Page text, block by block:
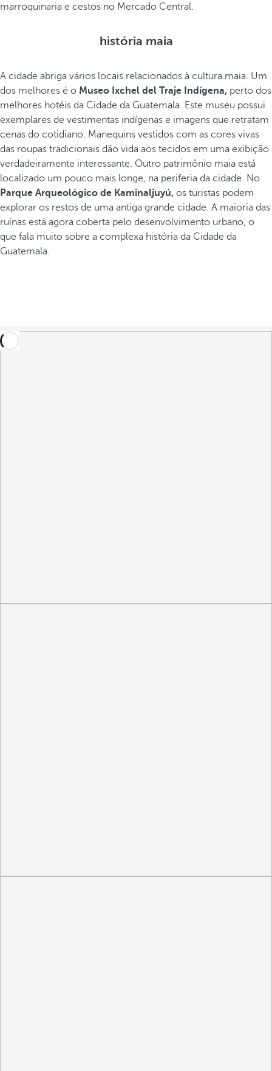
marroquinaria e cestos no Mercado Central.
história maia
A cidade abriga vários locais relacionados à cultura maia. Um
dos melhores é o Museo Ixchel del Traje Indígena, perto dos
melhores hotéis da Cidade da Guatemala. Este museu possui
exemplares de vestimentas indígenas e imagens que retratam
cenas do cotidiano. Manequins vestidos com as cores vivas
das roupas tradicionais dão vida aos tecidos em uma exibição
verdadeiramente interessante. Outro patrimônio maia está
localizado um pouco mais longe, na periferia da cidade. No
Parque Arqueológico de Kaminaljuyú, os turistas podem
explorar os restos de uma antiga grande cidade. A maioria das
ruínas está agora coberta pelo desenvolvimento urbano, o
que fala muito sobre a complexa história da Cidade da
Guatemala.